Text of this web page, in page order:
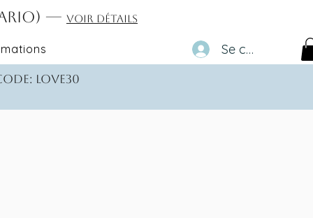
— Voir détails
Se connecter
love30